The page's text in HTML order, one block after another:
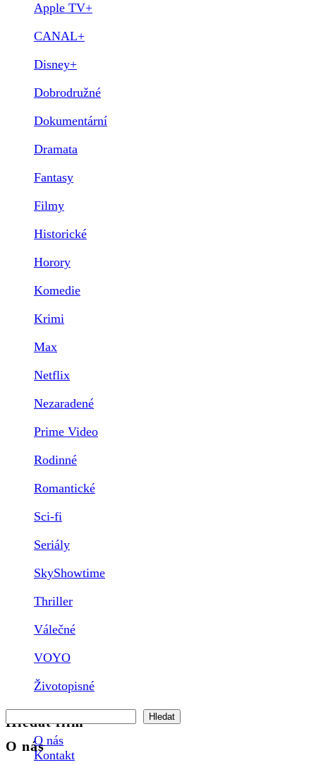
Apple TV+
CANAL+
Disney+
Dobrodružné
Dokumentární
Dramata
Fantasy
Filmy
Historické
Horory
Komedie
Krimi
Max
Netflix
Nezaradené
Prime Video
Rodinné
Romantické
Sci-fi
Seriály
SkyShowtime
Thriller
Válečné
VOYO
Životopisné
Hledat film Hledat
O násO nás
Kontakt